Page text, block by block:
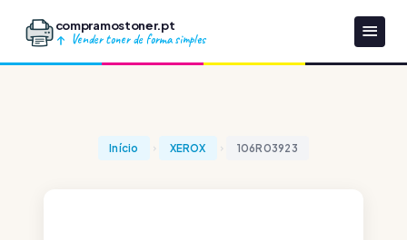
compramostoner.pt
Vender toner de forma simples
Início XEROX 106R03923